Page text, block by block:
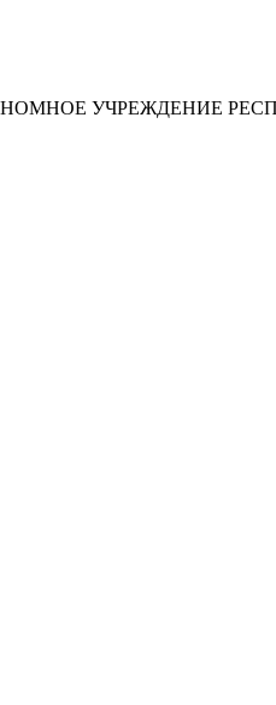
УЧРЕЖДЕНИЕ